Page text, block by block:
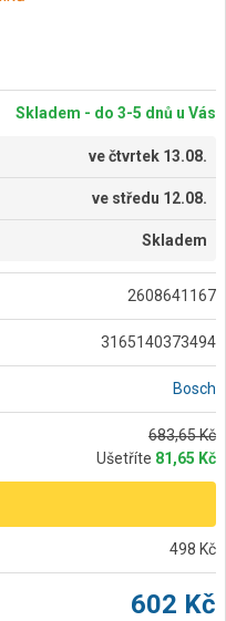
Skladem - do 3-5 dnů u Vás
večtvrtek 13.08.
ve středu 12.08.
Skladem
2608641167
3165140373494
Bosch
683,65 Kč
Ušetříte 81,65 Kč
498 Kč
602 Kč